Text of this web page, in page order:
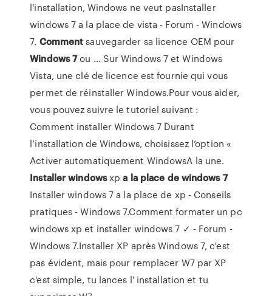
l'installation, Windows ne veut pasInstaller
windows 7 a la place de vista - Forum - Windows
7. Commentsauvegarder sa licence OEM pour
Windows7ou … Sur Windows 7 et Windows
Vista, une clé de licence est fournie qui vous
permet de réinstaller Windows.Pour vous aider,
vous pouvez suivre le tutoriel suivant :
Comment installer Windows 7 Durant
l’installation de Windows, choisissez l’option «
Activer automatiquement WindowsA la une.
Installer windowsxpa la place de windows 7
Installer windows 7 a la place de xp - Conseils
pratiques - Windows 7.Comment formater un pc
windows xp et installer windows 7 ✓ - Forum -
Windows 7.Installer XP après Windows 7, c'est
pas évident, mais pour remplacer W7 par XP
c'est simple, tu lances l' installation et tu